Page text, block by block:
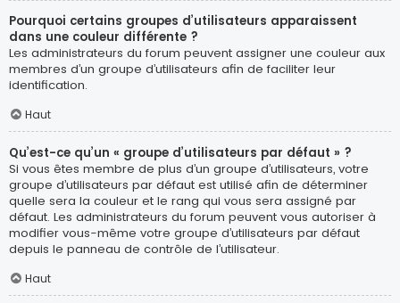
Pourquoi certains groupes d’utilisateurs apparaissent
dans une couleur différente ?
Les administrateurs du forum peuvent assigner une couleur aux
membres d’un groupe d’utilisateurs afin de faciliter leur
identification.
Haut
Qu’est-ce qu’un « groupe d’utilisateurs par défaut » ?
Si vous êtes membre de plus d’un groupe d’utilisateurs, votre
groupe d’utilisateurs par défaut est utilisé afin de déterminer
quelle sera la couleur et le rang qui vous sera assigné par
défaut. Les administrateurs du forum peuvent vous autoriser à
modifier vous-même votre groupe d’utilisateurs par défaut
depuis le panneau de contrôle de l’utilisateur.
Haut